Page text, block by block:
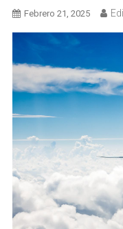
Febrero 21, 2025